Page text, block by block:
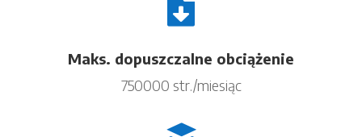

Maks. dopuszczalne obciążenie
750000 str./miesiąc